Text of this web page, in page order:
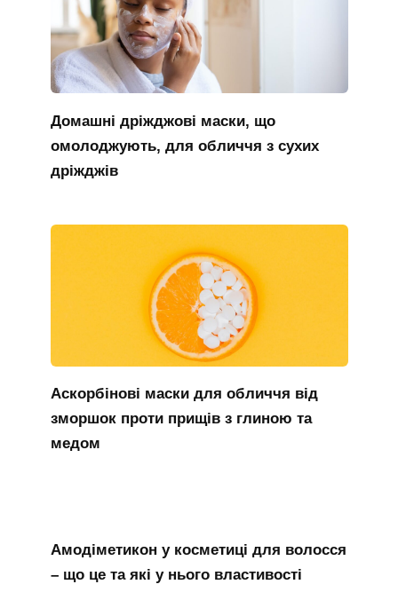
Домашні дріжджові маски, що
омолоджують, для обличчя з сухих
дріжджів
Аскорбінові маски для обличчя від
зморшок проти прищів з глиною та
медом
Амодіметикон у косметиці для волосся
– що це та які у нього властивості